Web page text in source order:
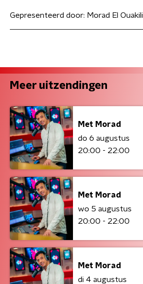
Gepresenteerd door: Morad El Ouakili
Meer uitzendingen
Met Morad
do 6 augustus
20:00 - 22:00
Met Morad
wo 5 augustus
20:00 - 22:00
Met Morad
di 4 augustus